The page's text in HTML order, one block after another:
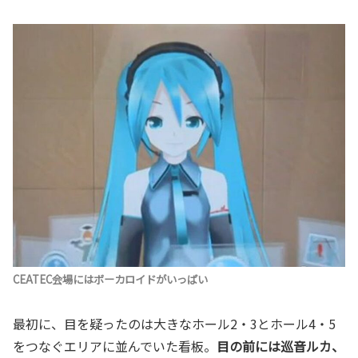
CEATEC会場にはボーカロイドがいっぱい
最初に、目を疑ったのは大きなホール2・3とホール4・5
をつなぐエリアに並んでいた看板。 目の前には巡音ルカ、